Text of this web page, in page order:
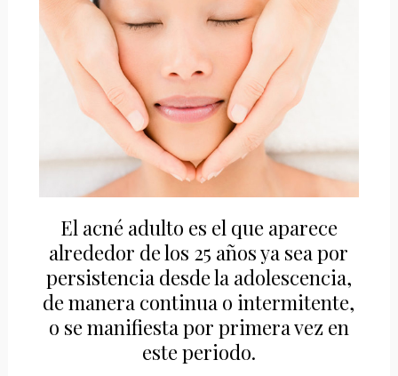
El acné adulto es el que aparece
alrededor de los 25 años ya sea por
persistencia desde la adolescencia,
de manera continua o intermitente,
o se manifiesta por primera vez en
este periodo.